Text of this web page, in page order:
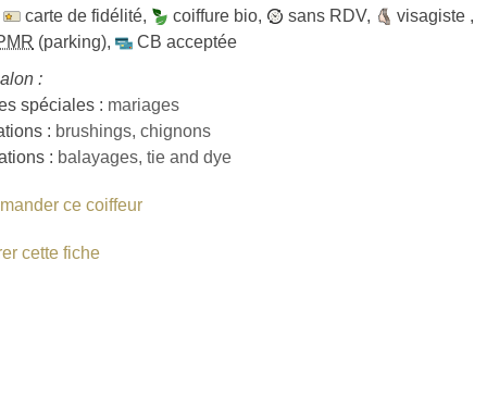
carte de fidélité, coiffure bio, sans RDV, visagiste ,
(parking),
CB acceptée
:
spéciales : mariages
: brushings, chignons
: balayages, tie and dye
ce coiffeur
cette fiche